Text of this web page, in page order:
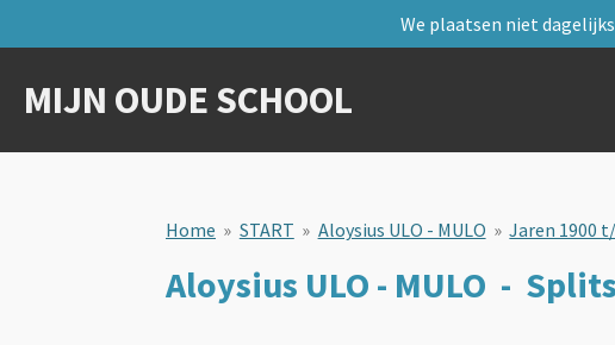
direct
de
We plaatsen niet
MIJN OUDE SCHOOL
Home » START » Aloysius ULO - MULO » Jaren 1900
Aloysius ULO - MULO -